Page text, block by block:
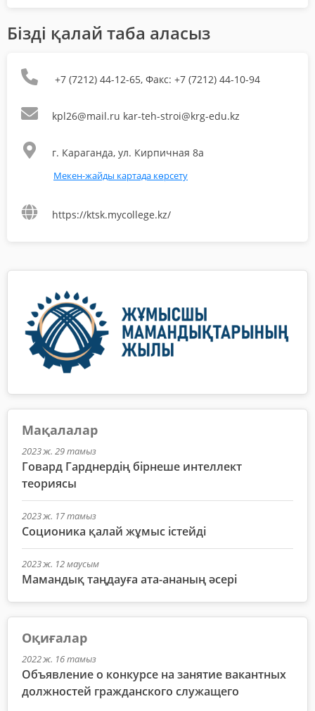
Бізді қалай таба аласыз
+7 (7212) 44-12-65, Факс: +7 (7212) 44-10-94
kpl26@mail.ru kar-teh-stroi@krg-edu.kz
г. Караганда, ул. Кирпичная 8а
Мекен-жайды картада көрсету
https://ktsk.mycollege.kz/
Мақалалар
2023 ж. 29 тамыз
Говард Гарднердің бірнеше интеллект
теориясы
2023 ж. 17 тамыз
Соционика қалай жұмыс істейді
2023 ж. 12 маусым
Мамандық таңдауға ата-ананың әсері
Оқиғалар
2022 ж. 16 тамыз
Объявление о конкурсе на занятие вакантных
должностей гражданского служащего